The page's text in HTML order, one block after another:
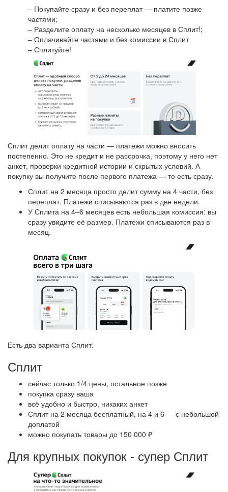
– Покупайте сразу и без переплат — платите позже
частями;
– Разделите оплату на несколько месяцев в Сплит!;
– Оплачивайте частями и без комиссии в Сплит
– Сплитуйте!
Сплит делит оплату на части — платежи можно вносить
постепенно. Это не кредит и не рассрочка, поэтому у него нет
анкет, проверки кредитной истории и скрытых условий. А
покупку вы получите после первого платежа — то есть сразу.
Сплит на 2 месяца просто делит сумму на 4 части, без
переплат. Платежи списываются раз в две недели.
У Сплита на 4–6 месяцев есть небольшая комиссия: вы
сразу увидите её размер. Платежи списываются раз в
месяц.
Есть два варианта Сплит:
Сплит
сейчас только 1/4 цены, остальное позже
покупка сразу ваша
всё удобно и быстро, никаких анкет
Сплит на 2 месяца бесплатный, на 4 и 6 — с небольшой
доплатой
можно покупать товары до 150 000 ₽
Для крупных покупок - супер Сплит